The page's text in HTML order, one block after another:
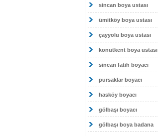
sincan boya ustası
ümitköy boya ustası
çayyolu boya ustası
konutkent boya ustası
sincan fatih boyacı
pursaklar boyacı
hasköy boyacı
gölbaşı boyacı
gölbaşı boya badana